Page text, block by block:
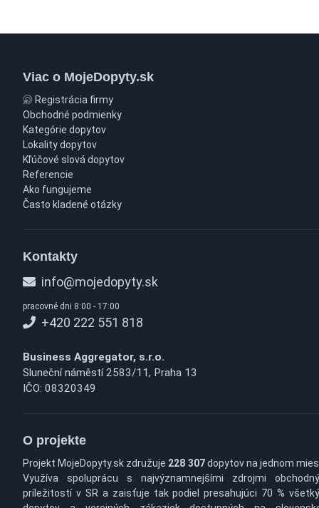
Viac o MojeDopyty.sk
Registrácia firmy
Obchodné podmienky
Kategórie dopytov
Lokality dopytov
Kľúčové slová dopytov
Referencie
Ako fungujeme
Často kladené otázky
Kontakty
info@mojedopyty.sk
pracovné dni 8:00 - 17:00
+420 222 551 818
Business Aggregator, s.r.o.
Sluneční náměstí 2583/11, Praha 13
IČO: 08320349
O projekte
Projekt MojeDopyty.sk združuje 228 307dopytov na jednom
Využíva spoluprácu s najvýznamnejšími zdrojmi
príležitostí v SR a zaisťuje tak podiel presahujúci 70 %